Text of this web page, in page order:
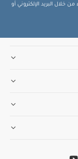
خلال البريد الإلكتروني أو